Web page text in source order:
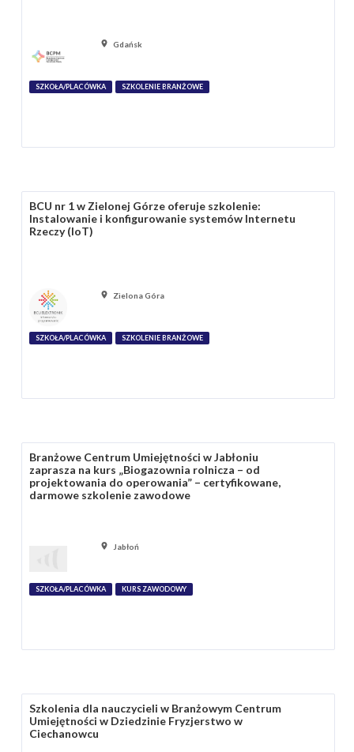
Gdańsk
SZKOŁA/PLACÓWKA SZKOLENIE BRANŻOWE
BCU nr 1 w Zielonej Górze oferuje szkolenie:
Instalowanie i konfigurowanie systemów Internetu
Rzeczy (IoT)
Zielona Góra
SZKOŁA/PLACÓWKA SZKOLENIE BRANŻOWE
Branżowe Centrum Umiejętności w Jabłoniu
zaprasza na kurs „Biogazownia rolnicza – od
projektowania do operowania” – certyfikowane,
darmowe szkolenie zawodowe
Jabłoń
SZKOŁA/PLACÓWKA KURS ZAWODOWY
Szkolenia dla nauczycieli w Branżowym Centrum
Umiejętności w Dziedzinie Fryzjerstwo w
Ciechanowcu